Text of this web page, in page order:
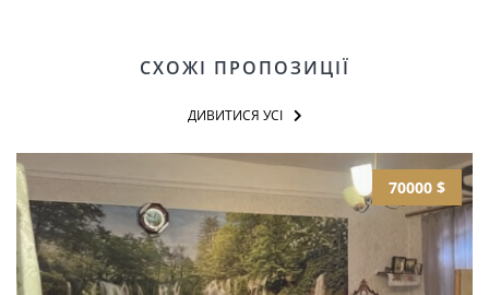
СХОЖІ ПРОПОЗИЦІЇ
ДИВИТИСЯ УСІ
70000 $